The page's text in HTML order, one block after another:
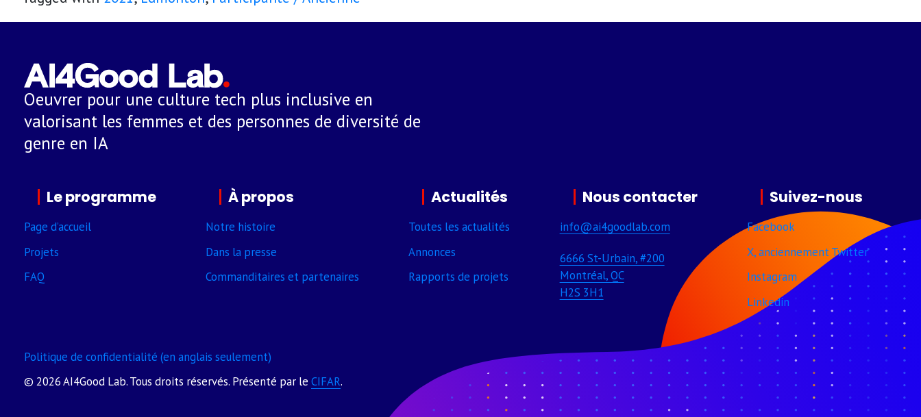
Oeuvrer pour une culture tech plus inclusive en
valorisant les femmes et des personnes de diversité de
genre en IA
Le programme
Page d’accueil
Projets
FAQ
À propos
Notre histoire
Dans la presse
Comman­ditaires et parte­naires
Actualités
Toutes les actualités
Annonces
Rapports de projets
Nous contacter
info@ai4goodlab­.com
6666 St-Urbain, #200
Montréal, QC
H2S 3H1
Suivez-nous
Facebook
X, anciennement Twitter
Instagram
Linkedin
Politique de confidentialité (en anglais seulement)
© 2026 AI4Good Lab. Tous droits réservés. Présenté par le CIFAR.